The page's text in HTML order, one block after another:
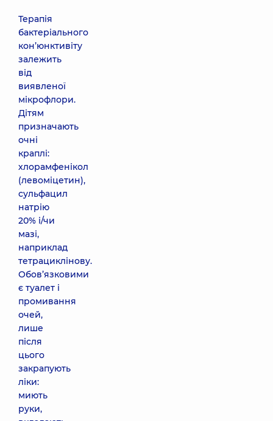
Терапія
бактеріального
кон’юнктивіту
залежить
від
виявленої
мікрофлори.
Дітям
призначають
очні
краплі:
хлорамфенікол
(левоміцетин),
сульфацил
натрію
20% і/чи
мазі,
наприклад
тетрациклінову.
Обов’язковими
є туалет і
промивання
очей,
лише
після
цього
закрапують
ліки:
миють
руки,